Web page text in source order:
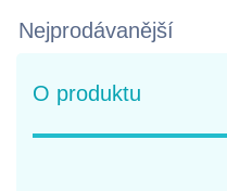
Nejprodávanější
O produktu